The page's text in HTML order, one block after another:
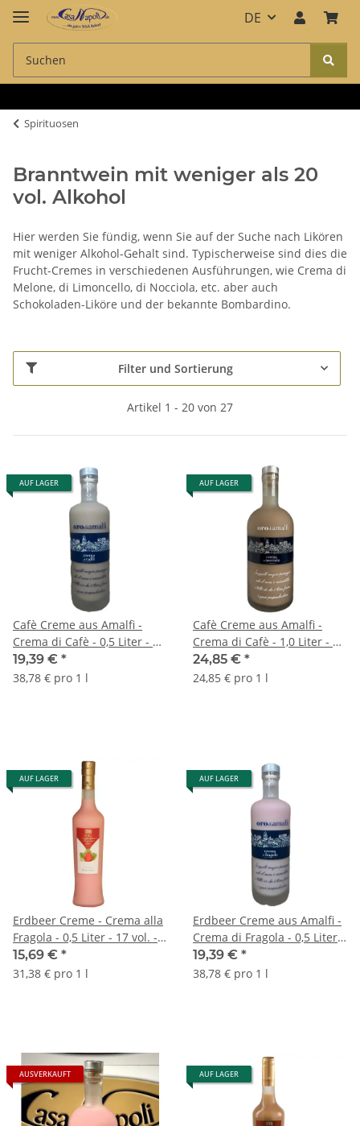
DE
Spirituosen
Branntwein mit weniger als 20
vol. Alkohol
Hier werden Sie fündig, wenn Sie auf der Suche nach Likören
mit weniger Alkohol-Gehalt sind. Typischerweise sind dies die
Frucht-Cremes in verschiedenen Ausführungen, wie Crema di
Melone, di Limoncello, di Nocciola, etc. aber auch
Schokoladen-Liköre und der bekannte Bombardino.
Filter und Sortierung
Artikel 1 - 20 von 27
AUF LAGER
Cafè Creme aus Amalfi -
Crema di Cafè - 0,5 Liter - 17
vol. - Flasche: Downtown
saturiert - L'Oro di Amalfi
19,39 € *
38,78 € pro 1 l
AUF LAGER
Cafè Creme aus Amalfi -
Crema di Cafè - 1,0 Liter - 17
vol. - Flasche: Downtown
saturiert - L'Oro di Amalfi
24,85 € *
24,85 € pro 1 l
AUF LAGER
Erdbeer Creme - Crema alla
Fragola - 0,5 Liter - 17 vol. -
Torquadra
15,69 € *
31,38 € pro 1 l
AUF LAGER
Erdbeer Creme aus Amalfi -
Crema di Fragola - 0,5 Liter -
17 vol. - Flasche: Downtown
saturiert - L'Oro di Amalfi
19,39 € *
38,78 € pro 1 l
AUSVERKAUFT AUF LAGER